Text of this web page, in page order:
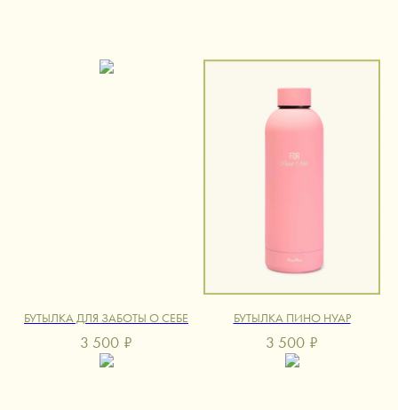
БУТЫЛКА ДЛЯ ЗАБОТЫ О СЕБЕ
3 500 ₽
БУТЫЛКА ПИНО НУАР
3 500 ₽